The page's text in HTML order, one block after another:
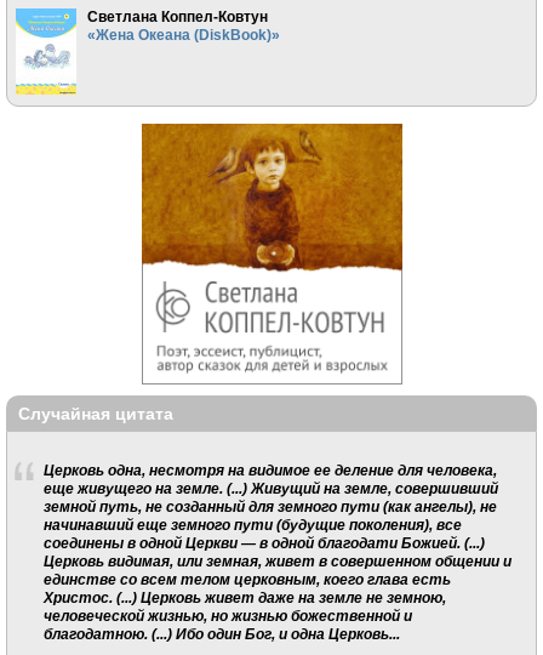
Светлана Коппел-Ковтун
«Жена Океана (DiskBook)»
Случайная цитата
Церковь одна, несмотря на видимое ее деление для человека,
еще живущего на земле. (...) Живущий на земле, совершивший
земной путь, не созданный для земного пути (как ангелы), не
начинавший еще земного пути (будущие поколения), все
соединены в одной Церкви — в одной благодати Божией. (...)
Церковь видимая, или земная, живет в совершенном общении и
единстве со всем телом церковным, коего глава есть
Христос. (...) Церковь живет даже на земле не земною,
человеческой жизнью, но жизнью божественной и
благодатною. (...) Ибо один Бог, и одна Церковь...